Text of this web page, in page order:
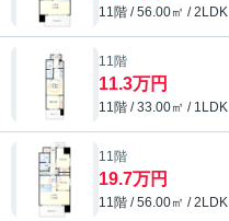
11階 / 56.00㎡ / 2LDK
11階
11.3万円
11階 / 33.00㎡ / 1LDK
11階
19.7万円
11階 / 56.00㎡ / 2LDK